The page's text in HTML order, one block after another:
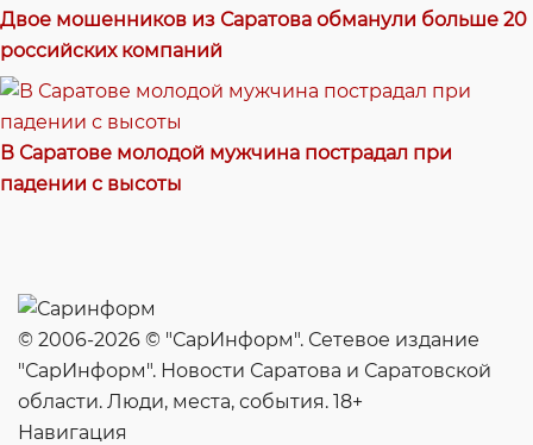
Двое мошенников из Саратова обманули больше 20
российских компаний
В Саратове молодой мужчина пострадал при
падении с высоты
© 2006-2026 © "СарИнформ". Сетевое издание
"СарИнформ". Новости Саратова и Саратовской
области. Люди, места, события. 18+
Навигация